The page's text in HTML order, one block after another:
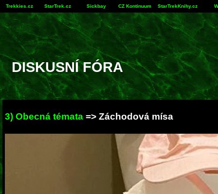
Trekkies.cz StarTrek.cz Sickbay CZ Kontinuum StarTrekKnihy.cz
DISKUSNÍ FÓRA
3) Obecná témata => Záchodová mísa